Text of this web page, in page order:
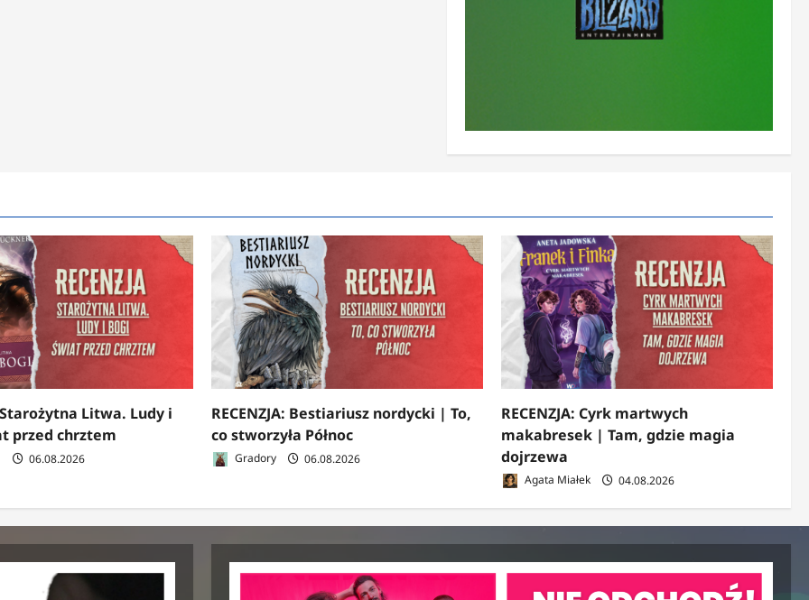
Starożytna Litwa. Ludy i
przed chrztem
06.08.2026
RECENZJA: Bestiariusz nordycki | To,
co stworzyła Północ
Gradory 06.08.2026
RECENZJA: Cyrk martwych
makabresek | Tam, gdzie magia
dojrzewa
Agata Miałek 04.08.2026